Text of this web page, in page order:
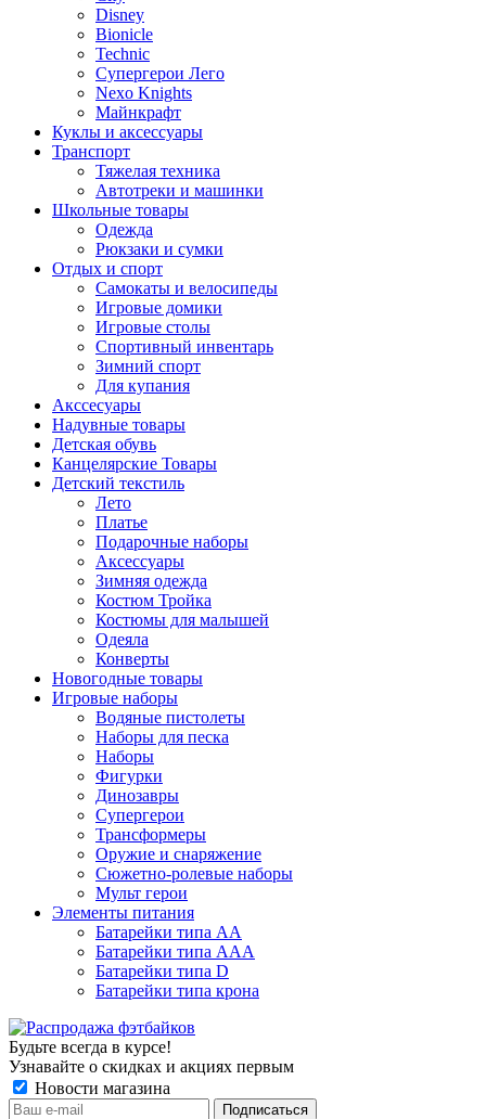
Disney
Bionicle
Technic
Супергерои Лего
Nexo Knights
Майнкрафт
Куклы и аксессуары
Транспорт
Тяжелая техника
Автотреки и машинки
Школьные товары
Одежда
Рюкзаки и сумки
Отдых и спорт
Самокаты и велосипеды
Игровые домики
Игровые столы
Спортивный инвентарь
Зимний спорт
Для купания
Акссесуары
Надувные товары
Детская обувь
Канцелярские Товары
Детский текстиль
Лето
Платье
Подарочные наборы
Аксессуары
Зимняя одежда
Костюм Тройка
Костюмы для малышей
Одеяла
Конверты
Новогодные товары
Игровые наборы
Водяные пистолеты
Наборы для песка
Наборы
Фигурки
Динозавры
Супергерои
Трансформеры
Оружие и снаряжение
Сюжетно-ролевые наборы
Мульт герои
Элементы питания
Батарейки типа АА
Батарейки типа ААА
Батарейки типа D
Батарейки типа крона
Будьте всегда в курсе!
Узнавайте о скидках и акциях первым
Новости магазина